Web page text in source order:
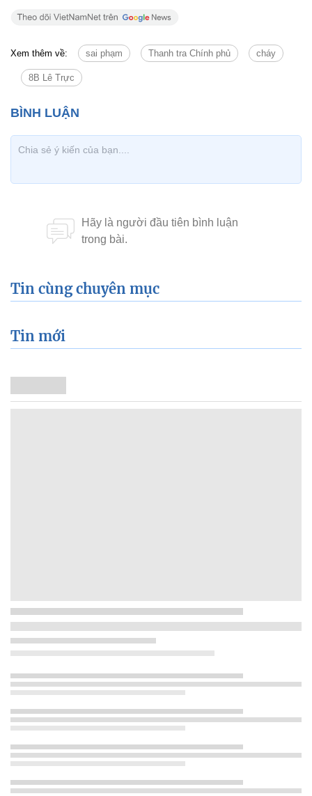
Xem thêm về: sai phạm Thanh tra Chính phủ cháy
8B Lê Trực
Tin cùng chuyên mục
Tin mới